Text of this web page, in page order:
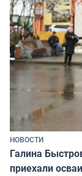
НОВОСТИ
Галина
приехали